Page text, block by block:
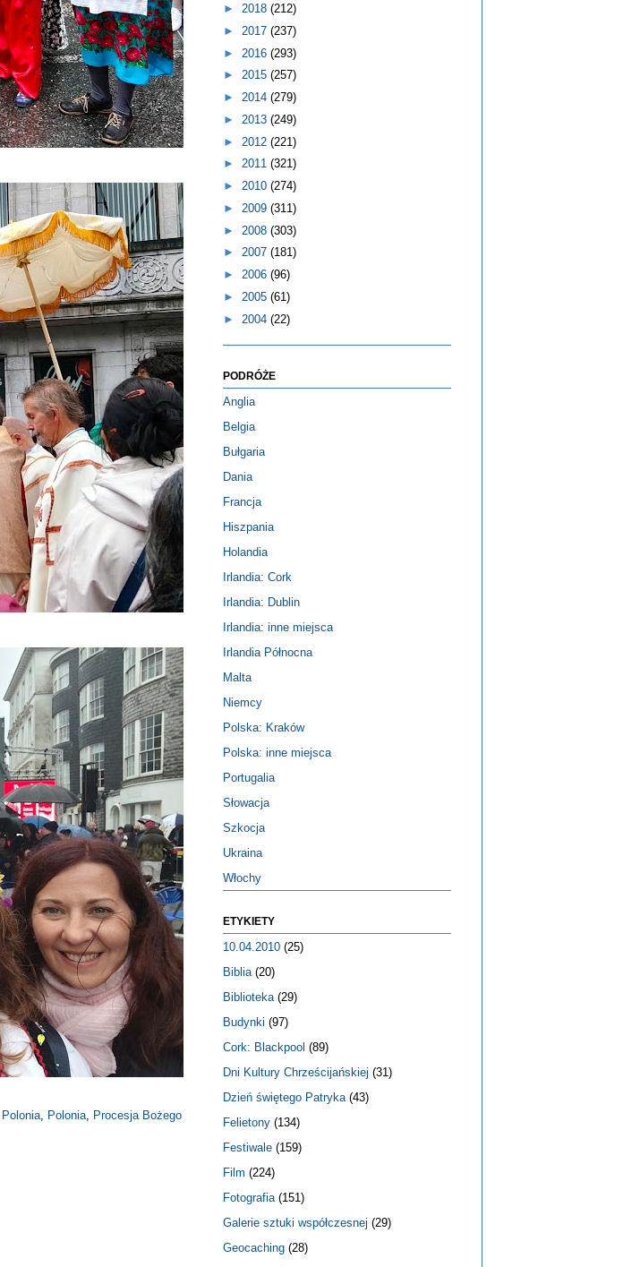
Polonia Polonia
Procesja Bożego
► 2018 (212)
► 2017 (237)
► 2016 (293)
► 2015 (257)
► 2014 (279)
► 2013 (249)
► 2012 (221)
► 2011 (321)
► 2010 (274)
► 2009 (311)
► 2008 (303)
► 2007 (181)
► 2006 (96)
► 2005 (61)
► 2004 (22)
PODRÓŻE
Anglia
Belgia
Bułgaria
Dania
Francja
Hiszpania
Holandia
Irlandia: Cork
Irlandia: Dublin
Irlandia: inne miejsca
Irlandia Północna
Malta
Niemcy
Polska: Kraków
Polska: inne miejsca
Portugalia
Słowacja
Szkocja
Ukraina
Włochy
ETYKIETY
10.04.2010 (25)
Biblia (20)
Biblioteka (29)
Budynki (97)
Cork: Blackpool (89)
Dni Kultury Chrześcijańskiej (31)
Dzień świętego Patryka (43)
Felietony (134)
Festiwale (159)
Film (224)
Fotografia (151)
Galerie sztuki współczesnej (29)
Geocaching (28)